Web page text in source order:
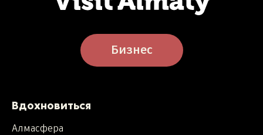
Бизнес
Вдохновиться
Алмасфера